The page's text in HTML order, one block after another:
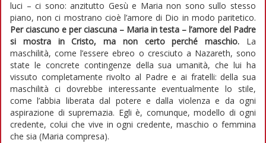
luci – ci sono: anzitutto Gesù e Maria non sono sullo stesso
piano, non ci mostrano cioè l’amore di Dio in modo paritetico.
Per ciascuno e per ciascuna – Maria in testa – l’amore del Padre
si mostra in Cristo, ma non certo perché maschio. La
maschilità, come l’essere ebreo o cresciuto a Nazareth, sono
state le concrete contingenze della sua umanità, che lui ha
vissuto completamente rivolto al Padre e ai fratelli: della sua
maschilità ci dovrebbe interessante eventualmente lo stile,
come l’abbia liberata dal potere e dalla violenza e da ogni
aspirazione di supremazia. Egli è, comunque, modello di ogni
credente, colui che vive in ogni credente, maschio o femmina
che sia (Maria compresa).